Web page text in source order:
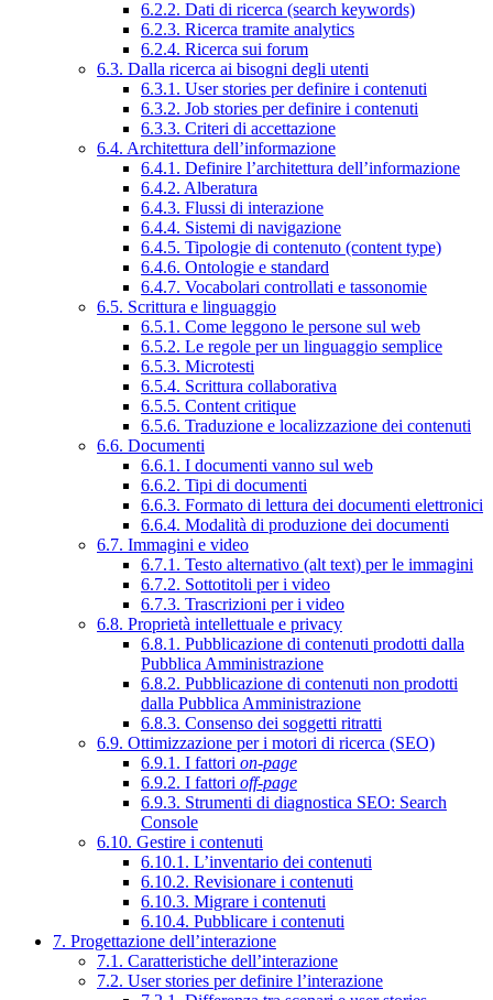
6.2.2. Dati di ricerca (search keywords)
6.2.3. Ricerca tramite analytics
6.2.4. Ricerca sui forum
6.3. Dalla ricerca ai bisogni degli utenti
6.3.1. User stories per definire i contenuti
6.3.2. Job stories per definire i contenuti
6.3.3. Criteri di accettazione
6.4. Architettura dell’informazione
6.4.1. Definire l’architettura dell’informazione
6.4.2. Alberatura
6.4.3. Flussi di interazione
6.4.4. Sistemi di navigazione
6.4.5. Tipologie di contenuto (content type)
6.4.6. Ontologie e standard
6.4.7. Vocabolari controllati e tassonomie
6.5. Scrittura e linguaggio
6.5.1. Come leggono le persone sul web
6.5.2. Le regole per un linguaggio semplice
6.5.3. Microtesti
6.5.4. Scrittura collaborativa
6.5.5. Content critique
6.5.6. Traduzione e localizzazione dei contenuti
6.6. Documenti
6.6.1. I documenti vanno sul web
6.6.2. Tipi di documenti
6.6.3. Formato di lettura dei documenti elettronici
6.6.4. Modalità di produzione dei documenti
6.7. Immagini e video
6.7.1. Testo alternativo (alt text) per le immagini
6.7.2. Sottotitoli per i video
6.7.3. Trascrizioni per i video
6.8. Proprietà intellettuale e privacy
6.8.1. Pubblicazione di contenuti prodotti dalla
Pubblica Amministrazione
6.8.2. Pubblicazione di contenuti non prodotti
dalla Pubblica Amministrazione
6.8.3. Consenso dei soggetti ritratti
6.9. Ottimizzazione per i motori di ricerca (SEO)
6.9.1. I fattori on-page
6.9.2. I fattori off-page
6.9.3. Strumenti di diagnostica SEO: Search
Console
6.10. Gestire i contenuti
6.10.1. L’inventario dei contenuti
6.10.2. Revisionare i contenuti
6.10.3. Migrare i contenuti
6.10.4. Pubblicare i contenuti
7. Progettazione dell’interazione
7.1. Caratteristiche dell’interazione
7.2. User stories per definire l’interazione